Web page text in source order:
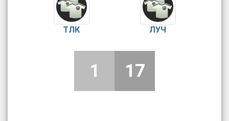
ТЛК ЛУЧ
1 17